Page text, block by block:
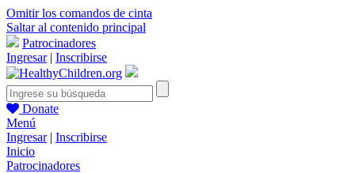
Omitir los comandos de cinta
Saltar al contenido principal
Patrocinadores
Ingresar| Inscribirse
Donate
Menú
Ingresar| Inscribirse
Inicio
Patrocinadores